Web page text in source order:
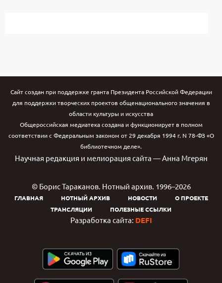
Сайт создан при поддержке гранта Президента Российской Федерации
для поддержки творческих проектов общенационального значения в
области культуры и искусства
Общероссийская медиатека создана и функционирует в полном
соответствии с Федеральным законом от 29 декабря 1994 г. N 78-ФЗ «О
библиотечном деле».
Научная редакция и мелиорация сайта — Анна Мгерян
© Борис Тараканов. Нотный архив. 1996–2026
ГЛАВНАЯ НОТНЫЙ АРХИВ НОВОСТИ
О ПРОЕКТЕ
ТРАНСЛЯЦИИ
ПОЛЕЗНЫЕ ССЫЛКИ
Разработка сайта: DEFI